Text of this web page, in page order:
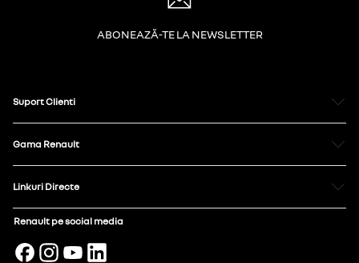
ABONEAZĂ-TE LA NEWSLETTER
Suport Clienti
Gama Renault
Linkuri Directe
Renault pe social media